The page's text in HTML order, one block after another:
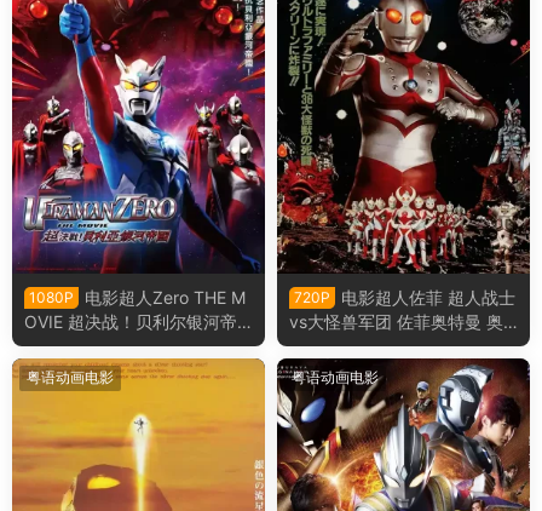
1080P
电影超人Zero THE M
OVIE 超决战！贝利尔银河帝
国 赛罗奥特曼超决战！贝利亚
银河帝国粤语版
720P
电影超人佐菲 超人战士
vs大怪兽军团 佐菲奥特曼 奥
特战士vs大怪兽军团粤语版
粤语动画电影 粤语动画电影